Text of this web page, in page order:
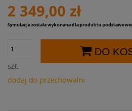
2 349,00 zł
Symulacja została wykonana dla produktu
szt.
DO
dodaj do przechowalni